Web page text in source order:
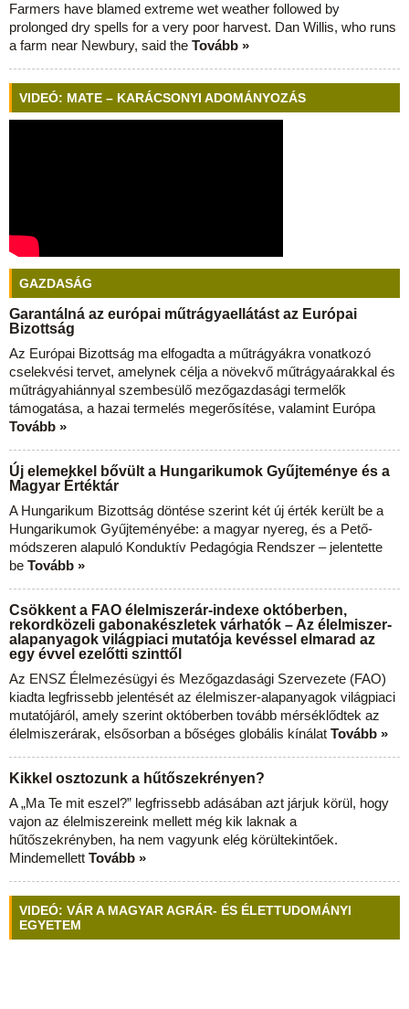
Farmers have blamed extreme wet weather followed by
prolonged dry spells for a very poor harvest. Dan Willis, who runs
a farm near Newbury, said the Tovább »
VIDEÓ: MATE – KARÁCSONYI ADOMÁNYOZÁS
GAZDASÁG
Garantálná az európai műtrágyaellátást az Európai
Bizottság
Az Európai Bizottság ma elfogadta a műtrágyákra vonatkozó
cselekvési tervet, amelynek célja a növekvő műtrágyaárakkal és
műtrágyahiánnyal szembesülő mezőgazdasági termelők
támogatása, a hazai termelés megerősítése, valamint Európa
Tovább »
Új elemekkel bővült a Hungarikumok Gyűjteménye és a
Magyar Értéktár
A Hungarikum Bizottság döntése szerint két új érték került be a
Hungarikumok Gyűjteményébe: a magyar nyereg, és a Pető-
módszeren alapuló Konduktív Pedagógia Rendszer – jelentette
be Tovább »
Csökkent a FAO élelmiszerár-indexe októberben,
rekordközeli gabonakészletek várhatók – Az élelmiszer-
alapanyagok világpiaci mutatója kevéssel elmarad az
egy évvel ezelőtti szinttől
Az ENSZ Élelmezésügyi és Mezőgazdasági Szervezete (FAO)
kiadta legfrissebb jelentését az élelmiszer-alapanyagok világpiaci
mutatójáról, amely szerint októberben tovább mérséklődtek az
élelmiszerárak, elsősorban a bőséges globális kínálat Tovább »
Kikkel osztozunk a hűtőszekrényen?
A „Ma Te mit eszel?” legfrissebb adásában azt járjuk körül, hogy
vajon az élelmiszereink mellett még kik laknak a
hűtőszekrényben, ha nem vagyunk elég körültekintőek.
Mindemellett Tovább »
VIDEÓ: VÁR A MAGYAR AGRÁR- ÉS ÉLETTUDOMÁNYI
EGYETEM